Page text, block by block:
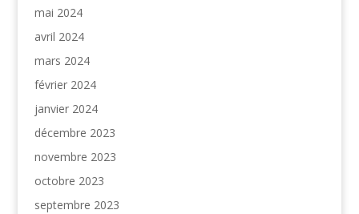
mai 2024
avril 2024
mars 2024
février 2024
janvier 2024
décembre 2023
novembre 2023
octobre 2023
septembre 2023